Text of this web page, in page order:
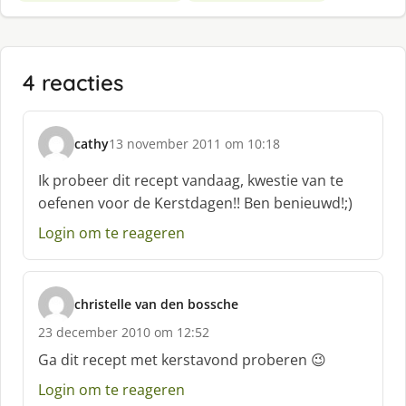
4 reacties
cathy
s
c
h
r
e
f
13 november 2011 om 10:18
Ik probeer dit recept vandaag, kwestie van te
oefenen voor de Kerstdagen!! Ben benieuwd!;)
Login om te reageren
christelle van den bossche
s
c
h
r
e
23 december 2010 om 12:52
Ga dit recept met kerstavond proberen 😉
Login om te reageren